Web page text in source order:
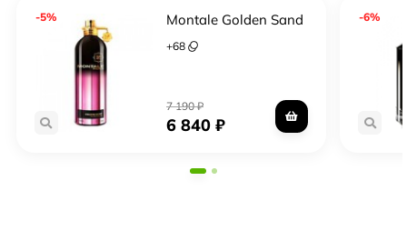
-5% Montale Golden Sand
+68
7 190₽
6 840 ₽
-6%